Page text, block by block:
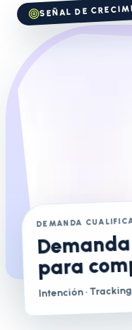
SEÑAL DE
DEMANDA
para
Intención· Tracking